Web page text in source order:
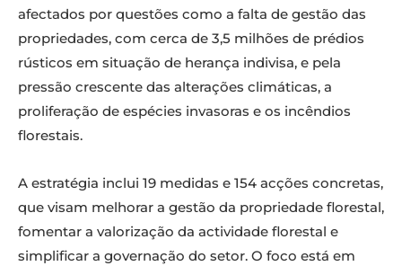
afectados por questões como a falta de gestão das
propriedades, com cerca de 3,5 milhões de prédios
rústicos em situação de herança indivisa, e pela
pressão crescente das alterações climáticas, a
proliferação de espécies invasoras e os incêndios
florestais.
A estratégia inclui 19 medidas e 154 acções concretas,
que visam melhorar a gestão da propriedade florestal,
fomentar a valorização da actividade florestal e
simplificar a governação do setor. O foco está em